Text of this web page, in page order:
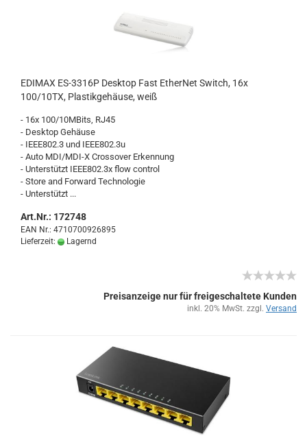
EDI­MAX ES-​3316P Desk­top Fast Ether­Net Switch, 16x
100/10TX, Plas­tik­ge­häu­se, weiß
- 16x 100/10MBits, RJ45
- Desk­top Ge­häu­se
- IEEE802.3 und IEEE802.3u
- Auto MDI/MDI-X Cross­over Er­ken­nung
- Un­ter­stützt IEEE802.3x flow con­trol
- Store and For­ward Tech­no­lo­gie
- Un­ter­stützt ...
Art.Nr.: 172748
EAN Nr.: 4710700926895
Lieferzeit:
Lagernd
Preisanzeige nur für freigeschaltete Kunden
inkl. 20% MwSt. zzgl. Versand